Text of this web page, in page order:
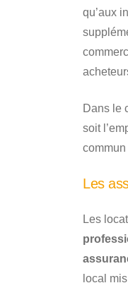
qu’aux
Dans le
soit
Les
Les
local